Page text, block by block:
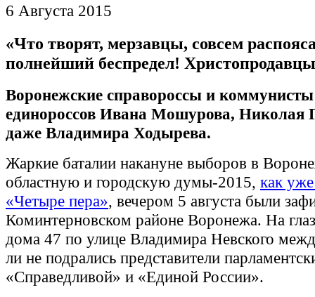
6 Августа 2015
«Что творят, мерзавцы, совсем
полнейший беспредел!
Воронежские справороссы и
единороссов Ивана Мошурова, Николая
даже Владимира Ходырева.
Жаркие баталии накануне выборов в
областную и городскую думы-2015, как
«Четыре пера», вечером 5 августа были
Коминтерновском районе Воронежа. На
дома 47 по улице Владимира Невского
ли не подрались представители
«Справедливой» и «Единой России».